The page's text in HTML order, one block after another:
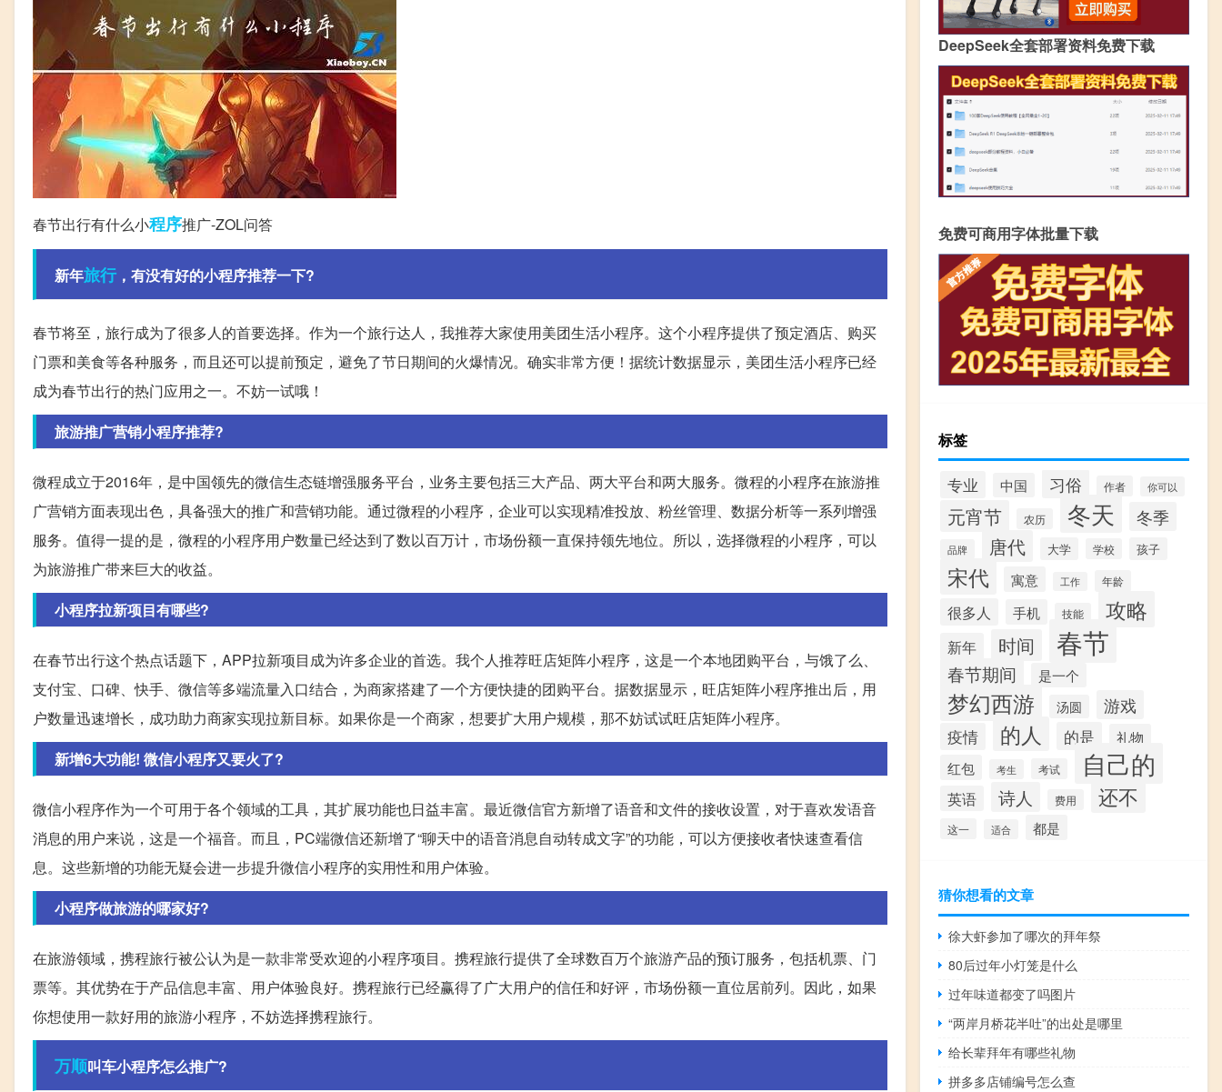
春节出行有什么小程序推广-ZOL问答
新年旅行 ，有没有好的小程序推荐一下?
春节将至，旅行成为了很多人的首要选择。作为一个旅行达人，我推荐大家使用美团生活小程序。这个小程序提供了预定酒店、购买
门票和美食等各种服务，而且还可以提前预定，避免了节日期间的火爆情况。确实非常方便！据统计数据显示，美团生活小程序已经
成为春节出行的热门应用之一。不妨一试哦！
旅游推广营销小程序推荐?
微程成立于2016年，是中国领先的微信生态链增强服务平台，业务主要包括三大产品、两大平台和两大服务。微程的小程序在旅游推
广营销方面表现出色，具备强大的推广和营销功能。通过微程的小程序，企业可以实现精准投放、粉丝管理、数据分析等一系列增强
服务。值得一提的是，微程的小程序用户数量已经达到了数以百万计，市场份额一直保持领先地位。所以，选择微程的小程序，可以
为旅游推广带来巨大的收益。
小程序拉新项目有哪些?
在春节出行这个热点话题下，APP拉新项目成为许多企业的首选。我个人推荐旺店矩阵小程序，这是一个本地团购平台，与饿了么、
支付宝、口碑、快手、微信等多端流量入口结合，为商家搭建了一个方便快捷的团购平台。据数据显示，旺店矩阵小程序推出后，用
户数量迅速增长，成功助力商家实现拉新目标。如果你是一个商家，想要扩大用户规模，那不妨试试旺店矩阵小程序。
新增6大功能! 微信小程序又要火了?
微信小程序作为一个可用于各个领域的工具，其扩展功能也日益丰富。最近微信官方新增了语音和文件的接收设置，对于喜欢发语音
消息的用户来说，这是一个福音。而且，PC端微信还新增了“聊天中的语音消息自动转成文字”的功能，可以方便接收者快速查看信
息。这些新增的功能无疑会进一步提升微信小程序的实用性和用户体验。
小程序做旅游的哪家好?
在旅游领域，携程旅行被公认为是一款非常受欢迎的小程序项目。携程旅行提供了全球数百万个旅游产品的预订服务，包括机票、门
票等。其优势在于产品信息丰富、用户体验良好。携程旅行已经赢得了广大用户的信任和好评，市场份额一直位居前列。因此，如果
你想使用一款好用的旅游小程序，不妨选择携程旅行。
万顺叫车小程序怎么推广?
DeepSeek全套部署资料免费下载
免费可商用字体批量下载
标签
专业 中国 习俗 作者 你可以
元宵节 农历 冬天 冬季
品牌 唐代 大学 学校 孩子
宋代 寓意 工作 年龄
很多人 手机 技能 攻略
新年 时间 春节
春节期间 是一个
梦幻西游 汤圆 游戏
疫情 的人 的是
礼物
红包
考生 考试 自己的
英语 诗人 费用 还不
这一 适合 都是
猜你想看的文章
徐大虾参加了哪次的拜年祭
80后过年小灯笼是什么
过年味道都变了吗图片
“两岸月桥花半吐”的出处是哪里
给长辈拜年有哪些礼物
拼多多店铺编号怎么查